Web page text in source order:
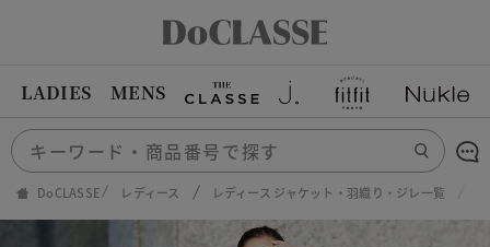
LADIES MENS
DoCLASSE レディース レディース ジャケット・羽織り・ジレ一覧